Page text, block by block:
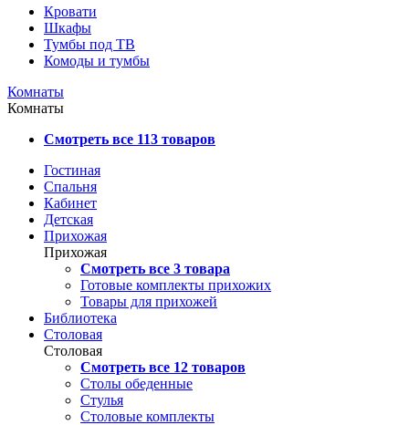
Кровати
Шкафы
Тумбы под ТВ
Комоды и тумбы
Комнаты
Комнаты
Смотреть все 113 товаров
Гостиная
Спальня
Кабинет
Детская
Прихожая
Прихожая
Смотреть все 3 товара
Готовые комплекты прихожих
Товары для прихожей
Библиотека
Столовая
Столовая
Смотреть все 12 товаров
Столы обеденные
Стулья
Столовые комплекты